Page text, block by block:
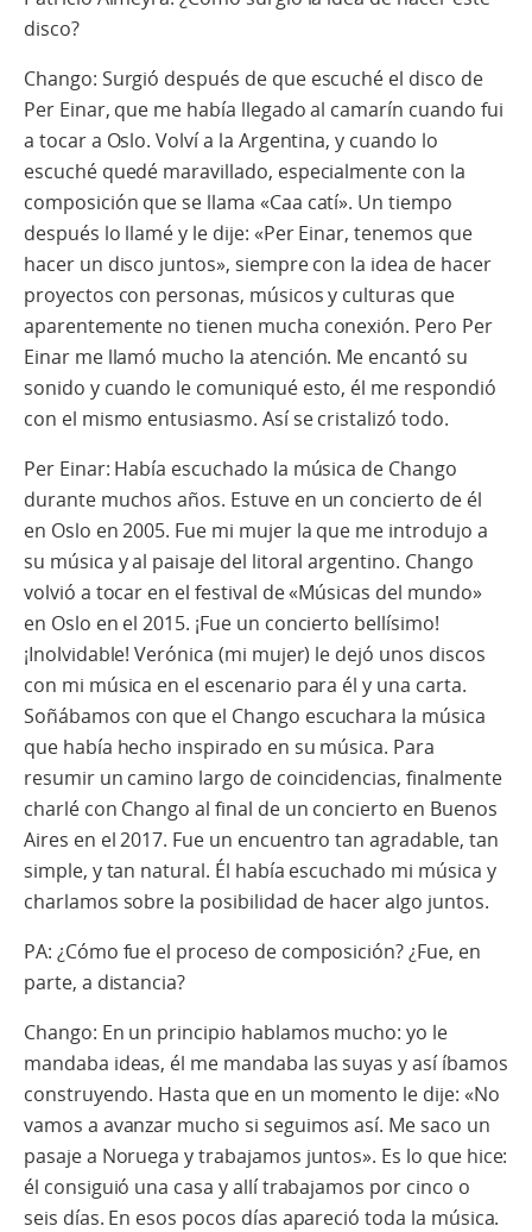
disco?
Chango: Surgió después de que escuché el disco de
Per Einar, que me había llegado al camarín cuando fui
a tocar a Oslo. Volví a la Argentina, y cuando lo
escuché quedé maravillado, especialmente con la
composición que se llama «Caa catí». Un tiempo
después lo llamé y le dije: «Per Einar, tenemos que
hacer un disco juntos», siempre con la idea de hacer
proyectos con personas, músicos y culturas que
aparentemente no tienen mucha conexión. Pero Per
Einar me llamó mucho la atención. Me encantó su
sonido y cuando le comuniqué esto, él me respondió
con el mismo entusiasmo. Así se cristalizó todo.
Per Einar: Había escuchado la música de Chango
durante muchos años. Estuve en un concierto de él
en Oslo en 2005. Fue mi mujer la que me introdujo a
su música y al paisaje del litoral argentino. Chango
volvió a tocar en el festival de «Músicas del mundo»
en Oslo en el 2015. ¡Fue un concierto bellísimo!
¡Inolvidable! Verónica (mi mujer) le dejó unos discos
con mi música en el escenario para él y una carta.
Soñábamos con que el Chango escuchara la música
que había hecho inspirado en su música. Para
resumir un camino largo de coincidencias, finalmente
charlé con Chango al final de un concierto en Buenos
Aires en el 2017. Fue un encuentro tan agradable, tan
simple, y tan natural. Él había escuchado mi música y
charlamos sobre la posibilidad de hacer algo juntos.
PA: ¿Cómo fue el proceso de composición? ¿Fue, en
parte, a distancia?
Chango: En un principio hablamos mucho: yo le
mandaba ideas, él me mandaba las suyas y así íbamos
construyendo. Hasta que en un momento le dije: «No
vamos a avanzar mucho si seguimos así. Me saco un
pasaje a Noruega y trabajamos juntos». Es lo que hice:
él consiguió una casa y allí trabajamos por cinco o
seis días. En esos pocos días apareció toda la música.